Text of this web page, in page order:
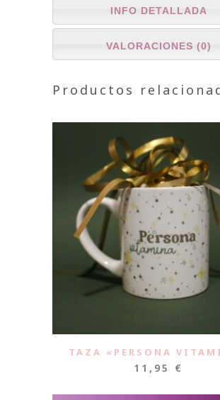
INFO DETALLADA
VALORACIONES (0)
Productos
TAZA «PERSONA
11,95 €